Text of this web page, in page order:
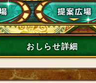
おしらせ詳細